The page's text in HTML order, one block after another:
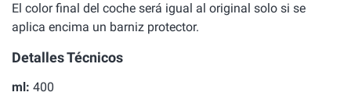
El color final del coche será igual al original solo si se
aplica encima un barniz protector.
Detalles Técnicos
ml: 400